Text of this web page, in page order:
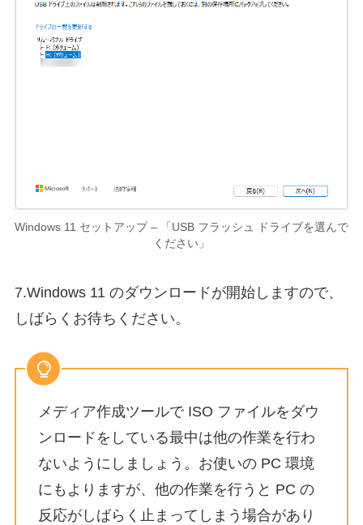
Windows 11 セットアップ – 「USB フラッシュ ドライブを選んで
ください」
7.Windows 11 のダウンロードが開始しますので、
しばらくお待ちください。
メディア作成ツールで ISO ファイルをダウ
ンロードをしている最中は他の作業を行わ
ないようにしましょう。お使いの PC 環境
にもよりますが、他の作業を行うと PC の
反応がしばらく止まってしまう場合があり